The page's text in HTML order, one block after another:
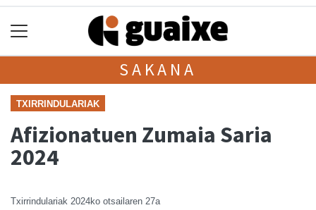
SAKANA
TXIRRINDULARIAK
Afizionatuen Zumaia Saria
2024
Txirrindulariak 2024ko otsailaren 27a